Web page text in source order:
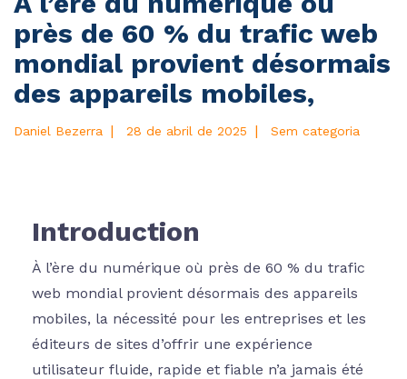
près de 60 % du trafic web
mondial provient désormais
des appareils mobiles,
Daniel Bezerra | 28 de abril de 2025 | Sem categoria
Introduction
À l’ère du numérique où près de 60 % du trafic
web mondial provient désormais des appareils
mobiles, la nécessité pour les entreprises et les
éditeurs de sites d’offrir une expérience
utilisateur fluide, rapide et fiable n’a jamais été